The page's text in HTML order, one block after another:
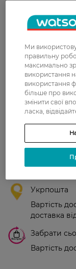
21 листопада, 2021
Доставка
Нова пошта
У
Укрпошта
Вартість
доставка
Забрати
Вартість
Ми
правильну
максимально
використання
використання
більше про
змінити свої
ласка,